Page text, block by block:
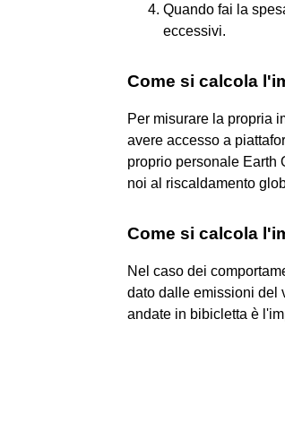
Quando fai la
eccessivi.
Come si calcola
Per misurare la propria
avere accesso a
proprio personale Earth
noi al riscaldamento
Come si calcola
Nel caso dei
dato dalle emissioni del
andate in bibicletta è